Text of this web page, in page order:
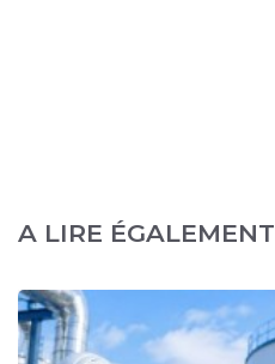
A LIRE ÉGALEMENT